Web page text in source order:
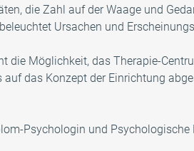
die Zahl auf der Waage und
Ursachen und
die Möglichkeit, das Therapie-
auf das Konzept der Einrichtung
Psychologin und